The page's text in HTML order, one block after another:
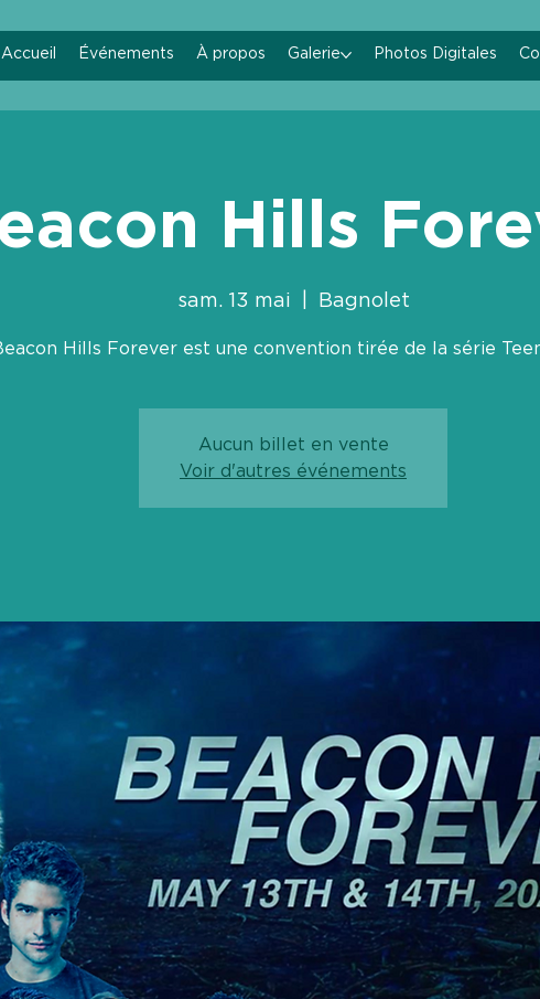
Accueil Événements À propos Galerie Photos Digitales
Hills
sam. 13 mai Bagnolet
Hills Forever est une convention tirée de la série
Aucun billet en vente
Voir d'autres événements